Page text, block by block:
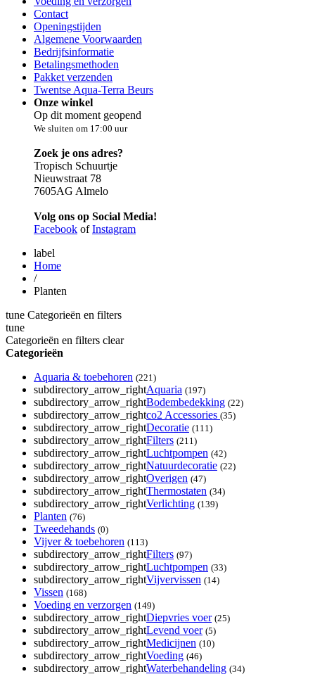
Contact
Openingstijden
Algemene Voorwaarden
Bedrijfsinformatie
Betalingsmethoden
Pakket verzenden
Twentse Aqua-Terra Beurs
Onze winkel
Op dit moment geopend
We sluiten om 17:00 uur
Zoek je ons adres?
Tropisch Schuurtje
Nieuwstraat 78
7605AG Almelo
Volg ons op Social Media!
Facebook ofInstagram
label
Home
/
Planten
tune Categorieën en filters
tune
Categorieën en filters clear
Categorieën
Aquaria & toebehoren (221)
subdirectory_arrow_rightAquaria (197)
subdirectory_arrow_rightBodembedekking (22)
subdirectory_arrow_rightco2 Accessories (35)
subdirectory_arrow_rightDecoratie (111)
subdirectory_arrow_rightFilters (211)
subdirectory_arrow_rightLuchtpompen (42)
subdirectory_arrow_rightNatuurdecoratie (22)
subdirectory_arrow_rightOverigen (47)
subdirectory_arrow_rightThermostaten (34)
subdirectory_arrow_rightVerlichting (139)
Planten (76)
Tweedehands (0)
Vijver & toebehoren (113)
subdirectory_arrow_rightFilters (97)
subdirectory_arrow_rightLuchtpompen (33)
subdirectory_arrow_rightVijvervissen (14)
Vissen (168)
Voeding en verzorgen (149)
subdirectory_arrow_rightDiepvries voer (25)
subdirectory_arrow_rightLevend voer (5)
subdirectory_arrow_rightMedicijnen (10)
subdirectory_arrow_rightVoeding (46)
subdirectory_arrow_rightWaterbehandeling (34)